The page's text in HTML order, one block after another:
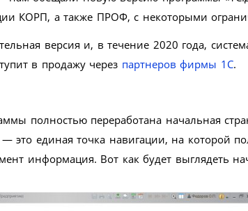
КОРП, а также ПРОФ, с некоторыми
версия и, в течение 2020 года,
в продажу через партнеров фирмы 1С.
полностью переработана начальная
это единая точка навигации, на которой
информация. Вот как будет выглядеть